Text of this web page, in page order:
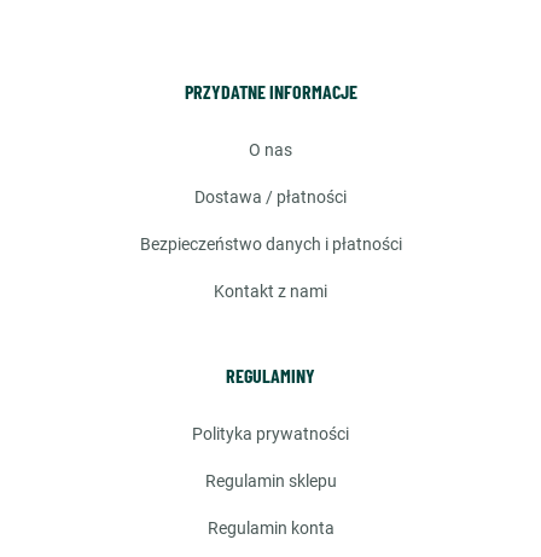
PRZYDATNE INFORMACJE
o nas
dostawa / płatności
bezpieczeństwo danych i płatności
kontakt z nami
REGULAMINY
polityka prywatności
regulamin sklepu
regulamin konta